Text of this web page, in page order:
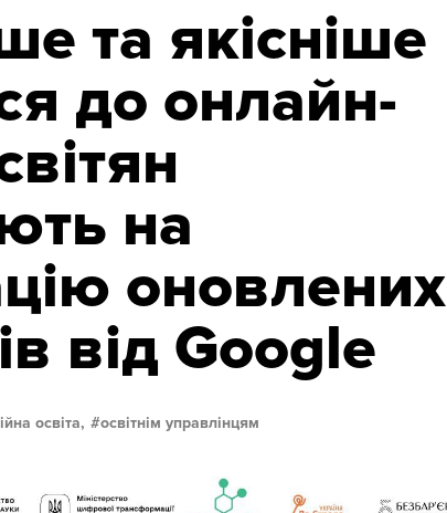
та якісніше
до онлайн-
на
оновлених
від Google
освіта, освітнім управлінцям